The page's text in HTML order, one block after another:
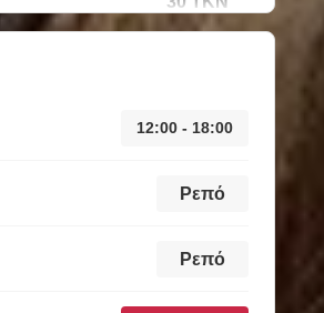
12:00 - 18:00
Ρεπό
Ρεπό